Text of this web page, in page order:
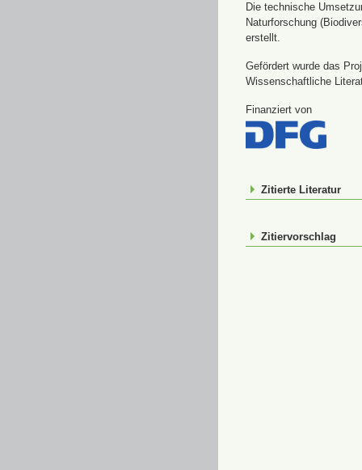
Die technische
Naturforschung
erstellt.
Gefördert wurde das
Wissenschaftliche
Finanziert von
Zitierte Literatur
Zitiervorschlag